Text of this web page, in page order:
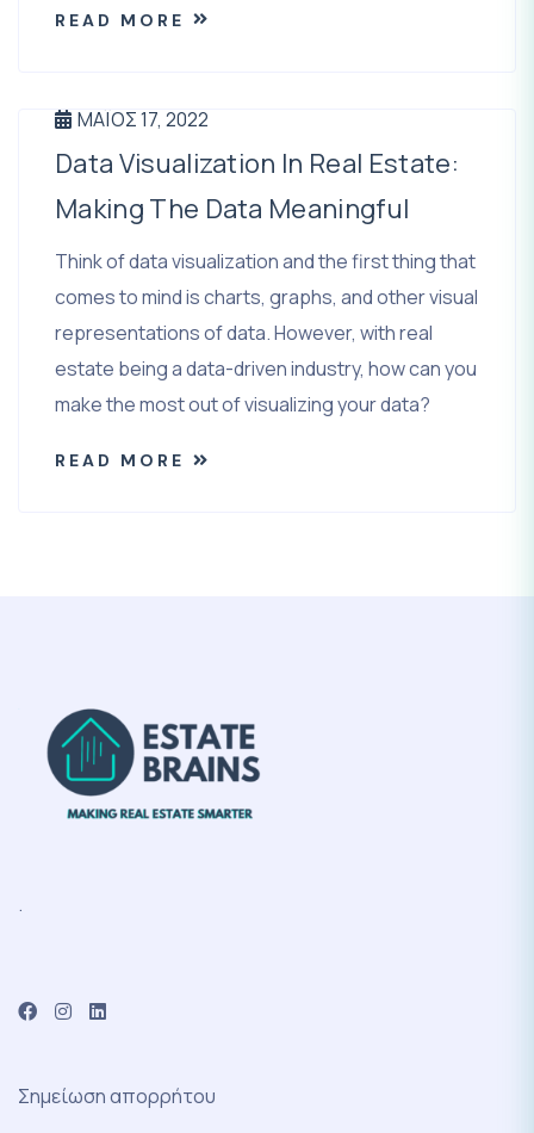
READ MORE
ΜΆΙΟΣ 17, 2022
Data Visualization In Real Estate:
Making The Data Meaningful
Think of data visualization and the first thing that
comes to mind is charts, graphs, and other visual
representations of data. However, with real
estate being a data-driven industry, how can you
make the most out of visualizing your data?
READ MORE
.
Σημείωση απορρήτου